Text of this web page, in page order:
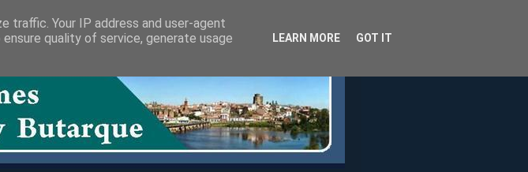
traffic. Your IP address and user-agent
quality of service, generate usage
LEARN MORE GOT IT